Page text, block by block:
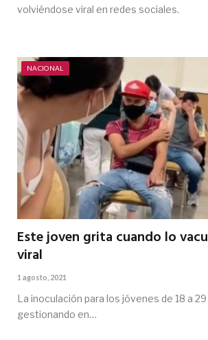
volviéndose viral en redes sociales.
NACIONAL
Este joven grita cuando lo
viral
1 agosto, 2021
La inoculación para los jóvenes de 18 a
gestionando en…